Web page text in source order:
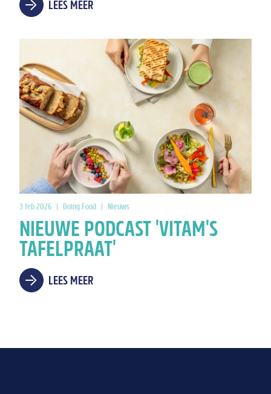
LEES MEER
3 feb 2026 | Doing Food | Nieuws
NIEUWE PODCAST 'VITAM'S
TAFELPRAAT'
LEES MEER